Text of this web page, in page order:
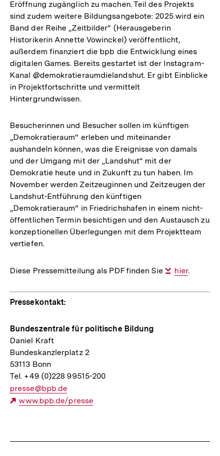
Eröffnung zugänglich zu machen. Teil des Projekts
sind zudem weitere Bildungsangebote: 2025 wird ein
Band der Reihe „Zeitbilder“ (Herausgeberin
Historikerin Annette Vowinckel) veröffentlicht,
außerdem finanziert die bpb die Entwicklung eines
digitalen Games. Bereits gestartet ist der Instagram-
Kanal @demokratieraumdielandshut. Er gibt Einblicke
in Projektfortschritte und vermittelt
Hintergrundwissen.
Besucherinnen und Besucher sollen im künftigen
„Demokratieraum“ erleben und miteinander
aushandeln können, was die Ereignisse von damals
und der Umgang mit der „Landshut“ mit der
Demokratie heute und in Zukunft zu tun haben. Im
November werden Zeitzeuginnen und Zeitzeugen der
Landshut-Entführung den künftigen
„Demokratieraum“ in Friedrichshafen in einem nicht-
öffentlichen Termin besichtigen und den Austausch zu
konzeptionellen Überlegungen mit dem Projektteam
vertiefen.
Diese Pressemitteilung als PDF finden Sie
Interner
hier.
Pressekontakt:
Bundeszentrale für politische Bildung
Daniel Kraft
Bundeskanzlerplatz 2
53113 Bonn
Tel. +49 (0)228 99515-200
E-
Mail
presse@bpb.de
Externer
www.bpb.de/presse